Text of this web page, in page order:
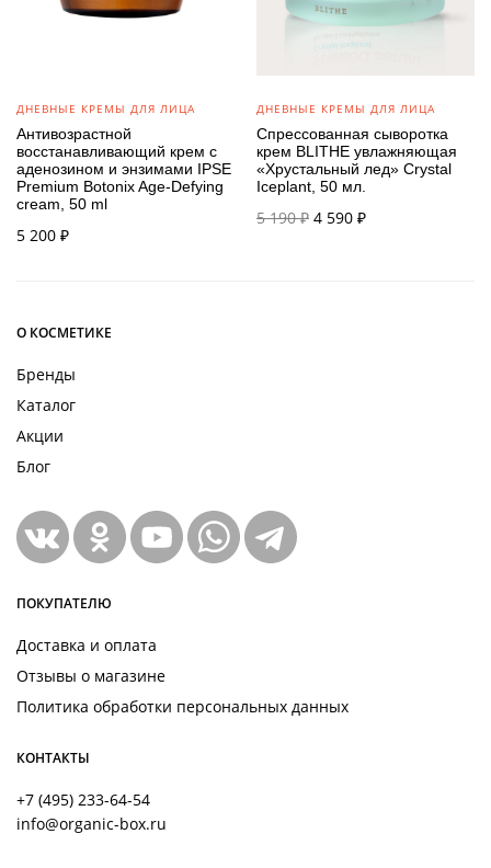
ДНЕВНЫЕ КРЕМЫ ДЛЯ ЛИЦА
Антивозрастной
восстанавливающий крем с
аденозином и энзимами IPSE
Premium Botonix Age-Defying
cream, 50 ml
5 200 ₽
ДНЕВНЫЕ КРЕМЫ ДЛЯ ЛИЦА
Спрессованная сыворотка
крем BLITHE увлажняющая
«Хрустальный лед» Crystal
Iceplant, 50 мл.
5 190₽ Первоначальная
4 590 ₽Текущая
О КОСМЕТИКЕ
Бренды
Каталог
Акции
Блог
ПОКУПАТЕЛЮ
Доставка и оплата
Отзывы о магазине
Политика обработки персональных данных
КОНТАКТЫ
+7 (495) 233-64-54
info@organic-box.ru